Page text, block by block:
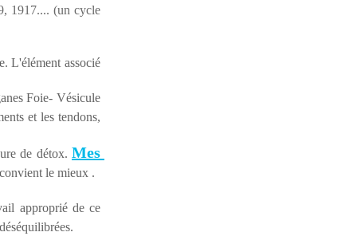
1917.... (un cycle
L'élément associé
Foie- Vésicule
et les tendons,
de détox. Mes
le mieux .
approprié de ce